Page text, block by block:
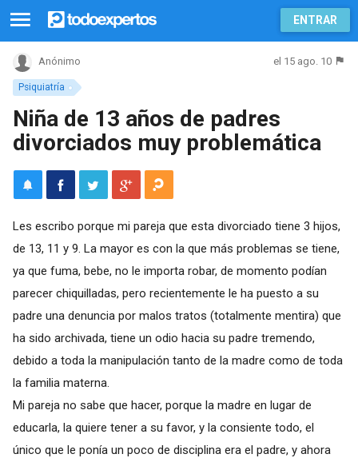
ENTRAR
Psiquiatría
Anónimo el 15 ago. 10
Niña de 13 años de padres
divorciados muy problemática
Les escribo porque mi pareja que esta divorciado tiene 3 hijos,
de 13, 11 y 9. La mayor es con la que más problemas se tiene,
ya que fuma, bebe, no le importa robar, de momento podían
parecer chiquilladas, pero recientemente le ha puesto a su
padre una denuncia por malos tratos (totalmente mentira) que
ha sido archivada, tiene un odio hacia su padre tremendo,
debido a toda la manipulación tanto de la madre como de toda
la familia materna.
Mi pareja no sabe que hacer, porque la madre en lugar de
educarla, la quiere tener a su favor, y la consiente todo, el
único que le ponía un poco de disciplina era el padre, y ahora